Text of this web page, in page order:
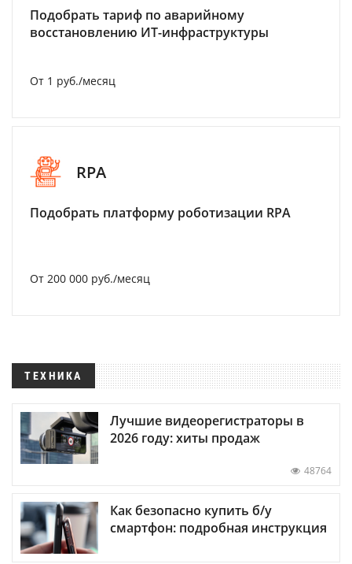
Подобрать тариф по аварийному
восстановлению ИТ-инфраструктуры
От 1 руб./месяц
RPA
Подобрать платформу роботизации RPA
От 200 000 руб./месяц
ТЕХНИКА
Лучшие видеорегистраторы в
2026 году: хиты продаж
48764
Как безопасно купить б/у
смартфон: подробная инструкция